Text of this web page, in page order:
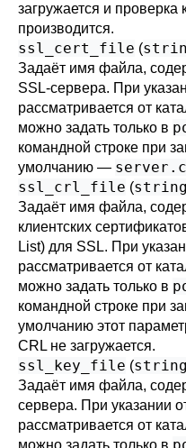
загружается и проверка
производится.
ssl_cert_file (
Задаёт имя файла,
SSL-сервера. При
рассматривается от
можно задать только в
командной строке при
умолчанию —
ssl_crl_file (string
Задаёт имя файла,
клиентских
List) для SSL. При
рассматривается от
можно задать только в
командной строке при
умолчанию этот
CRL не загружается.
ssl_key_file (string
Задаёт имя файла,
сервера. При указании
рассматривается от
можно задать только в